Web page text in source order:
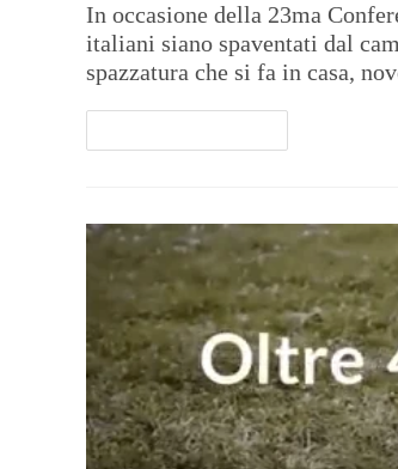
In occasione della 23ma
italiani siano spaventati dal
spazzatura che si fa in casa,